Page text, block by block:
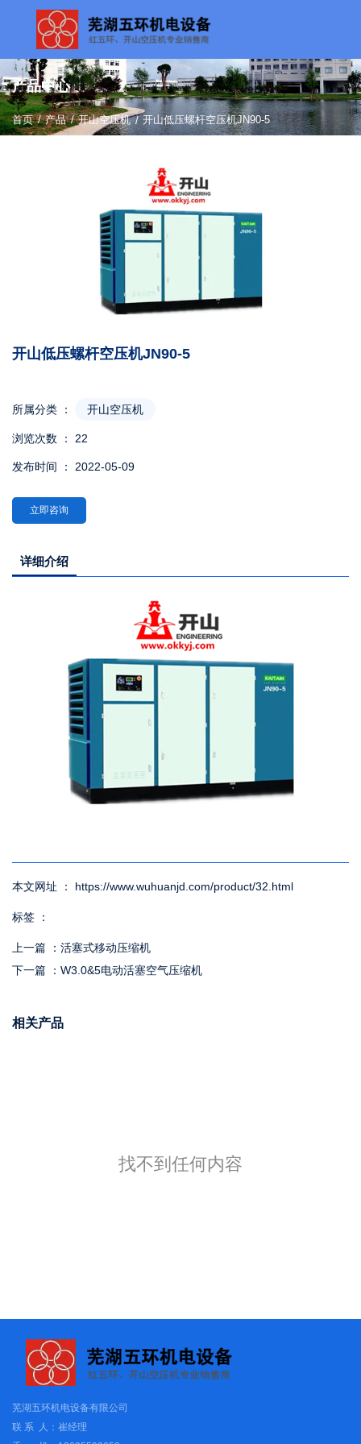
产品中心
首页/产品 /开山空压机 /开山低压螺杆空压机JN90-5
开山低压螺杆空压机JN90-5
所属分类 ： 开山空压机
浏览次数 ： 22
发布时间 ： 2022-05-09
立即咨询
详细介绍
本文网址 ： https://www.wuhuanjd.com/product/32.html
标签 ：
上一篇 ： 活塞式移动压缩机
下一篇 ： W3.0&5电动活塞空气压缩机
相关产品
找不到任何内容
芜湖五环机电设备有限公司
联 系 人：崔经理